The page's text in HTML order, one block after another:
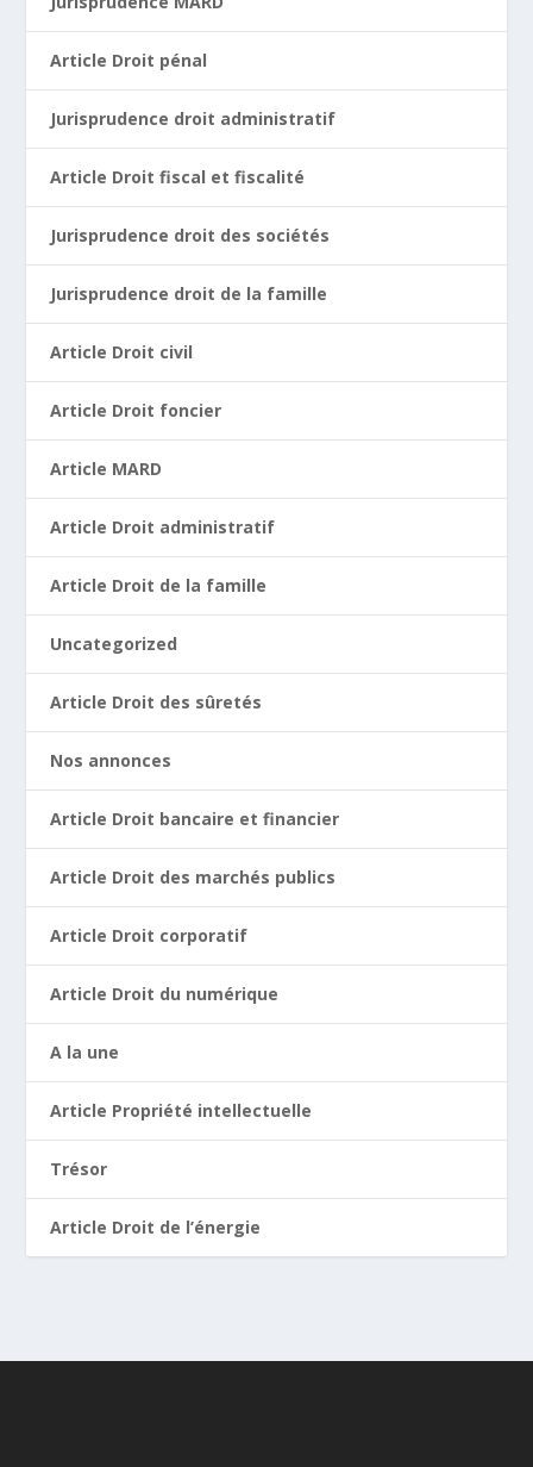
Article Droit pénal
Jurisprudence droit administratif
Article Droit fiscal et fiscalité
Jurisprudence droit des sociétés
Jurisprudence droit de la famille
Article Droit civil
Article Droit foncier
Article MARD
Article Droit administratif
Article Droit de la famille
Uncategorized
Article Droit des sûretés
Nos annonces
Article Droit bancaire et financier
Article Droit des marchés publics
Article Droit corporatif
Article Droit du numérique
A la une
Article Propriété intellectuelle
Trésor
Article Droit de l’énergie